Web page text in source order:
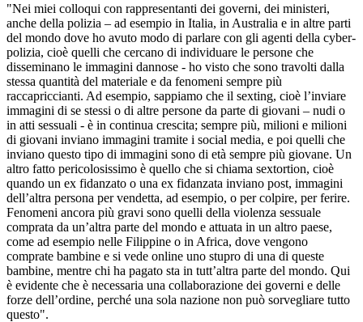
"Nei miei colloqui con rappresentanti dei governi, dei ministeri,
anche della polizia – ad esempio in Italia, in Australia e in altre parti
del mondo dove ho avuto modo di parlare con gli agenti della cyber-
polizia, cioè quelli che cercano di individuare le persone che
disseminano le immagini dannose - ho visto che sono travolti dalla
stessa quantità del materiale e da fenomeni sempre più
raccapriccianti. Ad esempio, sappiamo che il sexting, cioè l’inviare
immagini di se stessi o di altre persone da parte di giovani – nudi o
in atti sessuali - è in continua crescita; sempre più, milioni e milioni
di giovani inviano immagini tramite i social media, e poi quelli che
inviano questo tipo di immagini sono di età sempre più giovane. Un
altro fatto pericolosissimo è quello che si chiama sextortion, cioè
quando un ex fidanzato o una ex fidanzata inviano post, immagini
dell’altra persona per vendetta, ad esempio, o per colpire, per ferire.
Fenomeni ancora più gravi sono quelli della violenza sessuale
comprata da un’altra parte del mondo e attuata in un altro paese,
come ad esempio nelle Filippine o in Africa, dove vengono
comprate bambine e si vede online uno stupro di una di queste
bambine, mentre chi ha pagato sta in tutt’altra parte del mondo. Qui
è evidente che è necessaria una collaborazione dei governi e delle
forze dell’ordine, perché una sola nazione non può sorvegliare tutto
questo".